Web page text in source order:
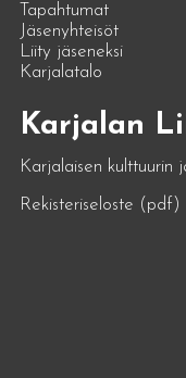
Tapahtumat
Jäsenyhteisöt
Liity jäseneksi
Karjalatalo
Karjalan
Karjalaisen kulttuurin
Rekisteriseloste (pdf)